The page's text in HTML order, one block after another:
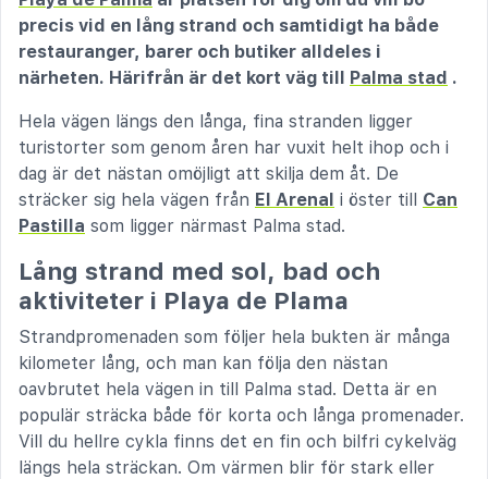
precis vid en lång strand och samtidigt ha både
restauranger, barer och butiker alldeles i
närheten. Härifrån är det kort väg till Palma stad .
Hela vägen längs den långa, fina stranden ligger
turistorter som genom åren har vuxit helt ihop och i
dag är det nästan omöjligt att skilja dem åt. De
sträcker sig hela vägen från El Arenal i öster till Can
Pastilla som ligger närmast Palma stad.
Lång strand med sol, bad och
aktiviteter i Playa de Plama
Strandpromenaden som följer hela bukten är många
kilometer lång, och man kan följa den nästan
oavbrutet hela vägen in till Palma stad. Detta är en
populär sträcka både för korta och långa promenader.
Vill du hellre cykla finns det en fin och bilfri cykelväg
längs hela sträckan. Om värmen blir för stark eller